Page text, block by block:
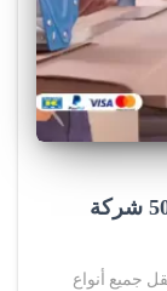
شركات نقل عفش السالمي 50993677 شركة
جميع أنواع